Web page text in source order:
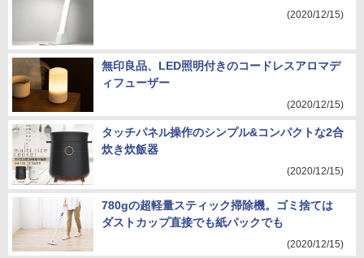
(2020/12/15)
無印良品、LED照明付きのコードレスアロマデ
ィフューザー
(2020/12/15)
タッチパネル操作のシンプル&コンパクトな2合
炊き炊飯器
(2020/12/15)
780gの超軽量スティック掃除機。ゴミ捨ては
ダストカップ直接でも紙パックでも
(2020/12/15)